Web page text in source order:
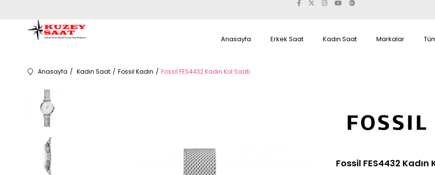
Anasayfa Erkek Saat Kadın Saat Markalar
Anasayfa Kadın Saat Fossil Kadın Fossil FES4432 Kadın Kol Saati
Fossil FES4432 Kadın